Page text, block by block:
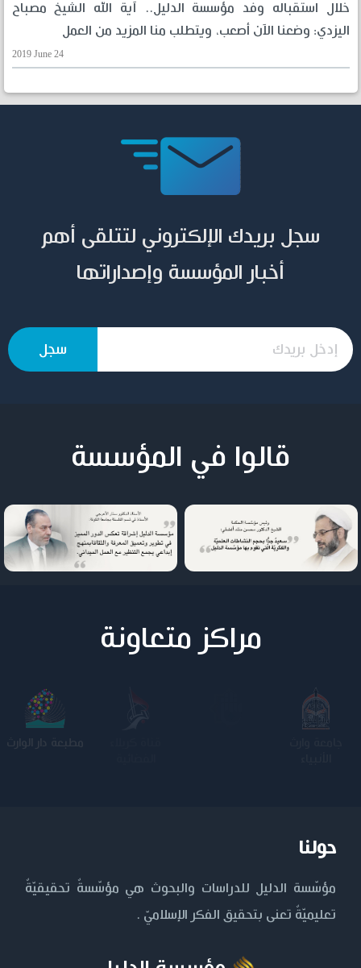
خلال استقباله وفد مؤسسة الدليل.. آية الله الشيخ مصباح
اليزدي: وضعنا الآن أصعب، ويتطلب منا المزيد من العمل
2019 June 24
سجل بريدك الإلكتروني لتتلقى أهم
أخبار المؤسسة وإصداراتها
قالوا في المؤسسة
مراكز متعاونة
مطبعة دار الوارث
حولنا
مؤسّسة الدليل للدراسات والبحوث هي مؤسّسةٌ تحقيقيّةٌ
تعليميّةٌ تعنى بتحقيق الفكر الإسلاميّ .